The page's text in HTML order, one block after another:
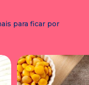
para ficar por